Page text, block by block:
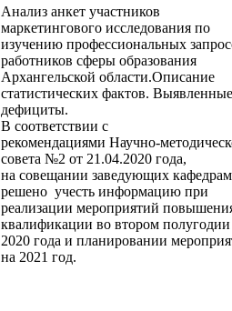
Анализ анкет участников
маркетингового исследования по
изучению профессиональных
работников сферы образования
Архангельской области.Описание
статистических фактов. Выявленные
дефициты.
В соответствии с
рекомендациями Научно-
совета №2 от 21.04.2020 года,
на совещании заведующих
решено учесть информацию при
реализации мероприятий
квалификации во втором полугодии
2020 года и планировании
на 2021 год.